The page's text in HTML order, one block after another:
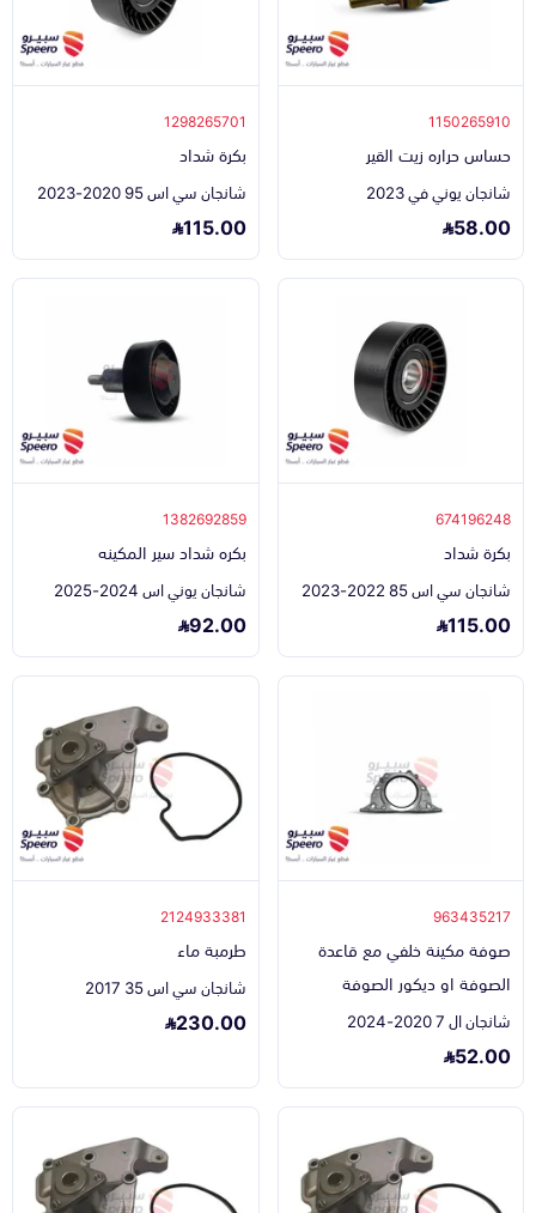
1150265910
حساس حراره زيت القير
شانجان يوني في 2023
58.00
1298265701
بكرة شداد
شانجان سي اس 95 2020-2023
115.00
674196248
بكرة شداد
شانجان سي اس 85 2022-2023
115.00
1382692859
بكره شداد سير المكينه
شانجان يوني اس 2024-2025
92.00
963435217
صوفة مكينة خلفي مع قاعدة
الصوفة او ديكور الصوفة
شانجان ال 7 2020-2024
52.00
2124933381
طرمبة ماء
شانجان سي اس 35 2017
230.00